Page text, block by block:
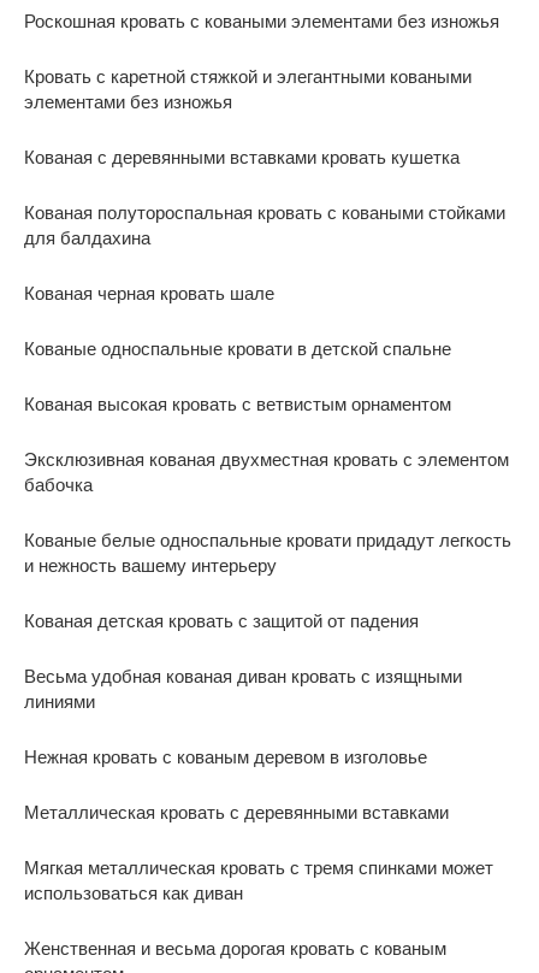
Роскошная кровать с коваными элементами без изножья
Кровать с каретной стяжкой и элегантными коваными
элементами без изножья
Кованая с деревянными вставками кровать кушетка
Кованая полутороспальная кровать с коваными стойками
для балдахина
Кованая черная кровать шале
Кованые односпальные кровати в детской спальне
Кованая высокая кровать с ветвистым орнаментом
Эксклюзивная кованая двухместная кровать с элементом
бабочка
Кованые белые односпальные кровати придадут легкость
и нежность вашему интерьеру
Кованая детская кровать с защитой от падения
Весьма удобная кованая диван кровать с изящными
линиями
Нежная кровать с кованым деревом в изголовье
Металлическая кровать с деревянными вставками
Мягкая металлическая кровать с тремя спинками может
использоваться как диван
Женственная и весьма дорогая кровать с кованым